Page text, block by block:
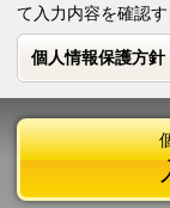
て入力内容を確認
個人情報保護方針
個人情報保護方針